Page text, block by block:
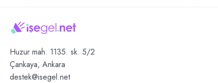
Huzur mah. 1135. sk. 5/2
Çankaya, Ankara
destek@isegel.net